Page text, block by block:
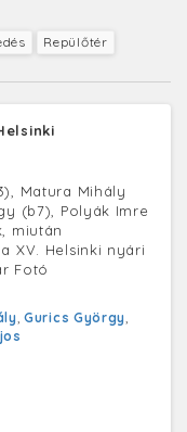
Repülőtér
Matura Mihály
(b7), Polyák Imre
miután
XV. Helsinki nyári
Fotó
,Gurics György